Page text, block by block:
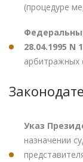
(процедуре
28.04.1995 N
арбитражных
Указ
назначении